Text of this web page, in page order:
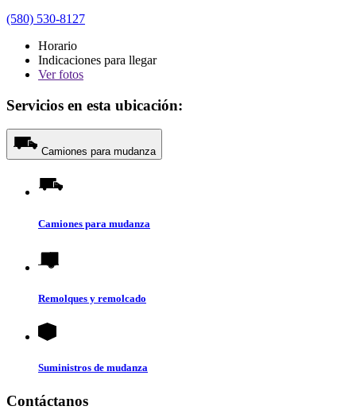
(580) 530-8127
Horario
Indicaciones para llegar
Verfotos
Servicios en esta ubicación:
Camiones para mudanza
Camiones para mudanza
Remolques y remolcado
Suministros de mudanza
Contáctanos